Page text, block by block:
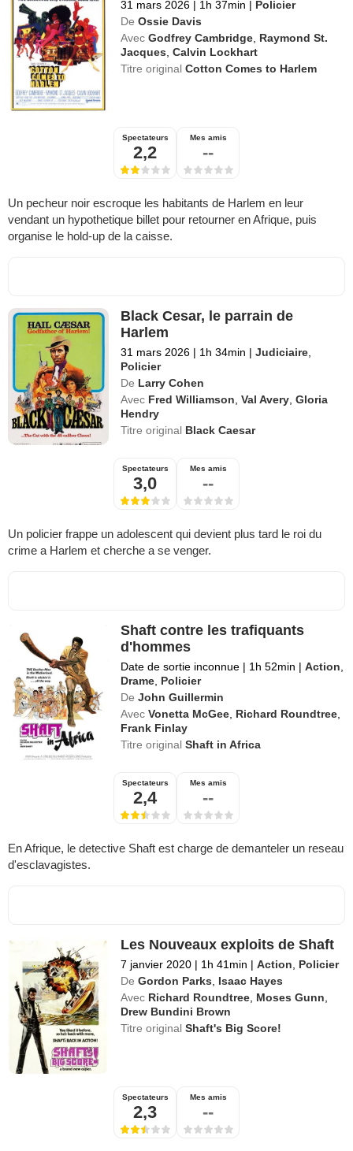
31 mars 2026 | 1h 37min | Policier
De Ossie Davis
Avec Godfrey Cambridge Raymond St.
Jacques ,Calvin Lockhart
Titre originalCotton Comes to Harlem
Spectateurs
2,2
Mes amis
--
Un pecheur noir escroque les habitants de Harlem en leur
vendant un hypothetique billet pour retourner en Afrique, puis
organise le hold-up de la caisse.
Black Cesar, le parrain de
Harlem
31 mars 2026 | 1h 34min | Judiciaire
Policier
De Larry Cohen
Avec Fred Williamson ,Val Avery ,Gloria
Hendry
Titre original Black Caesar
Spectateurs
3,0
Mes amis
--
Un policier frappe un adolescent qui devient plus tard le roi du
crime a Harlem et cherche a se venger.
Shaft contre les trafiquants
d'hommes
Date de sortie inconnue | 1h 52min | Action
Drame Policier
De John Guillermin
Avec Vonetta McGee Richard Roundtree
Frank Finlay
Titre originalShaft in Africa
Spectateurs
2,4
Mes amis
--
En Afrique, le detective Shaft est charge de demanteler un reseau
d'esclavagistes.
Les Nouveaux exploits de Shaft
7 janvier 2020 | 1h 41min | Action
Policier
De Gordon Parks
Isaac Hayes
Avec Richard Roundtree Moses Gunn
Drew Bundini Brown
Titre originalShaft's Big Score!
Spectateurs
2,3
Mes amis
--